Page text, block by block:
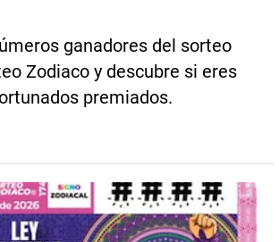
ganadores del sorteo
Zodiaco y descubre si eres
premiados.